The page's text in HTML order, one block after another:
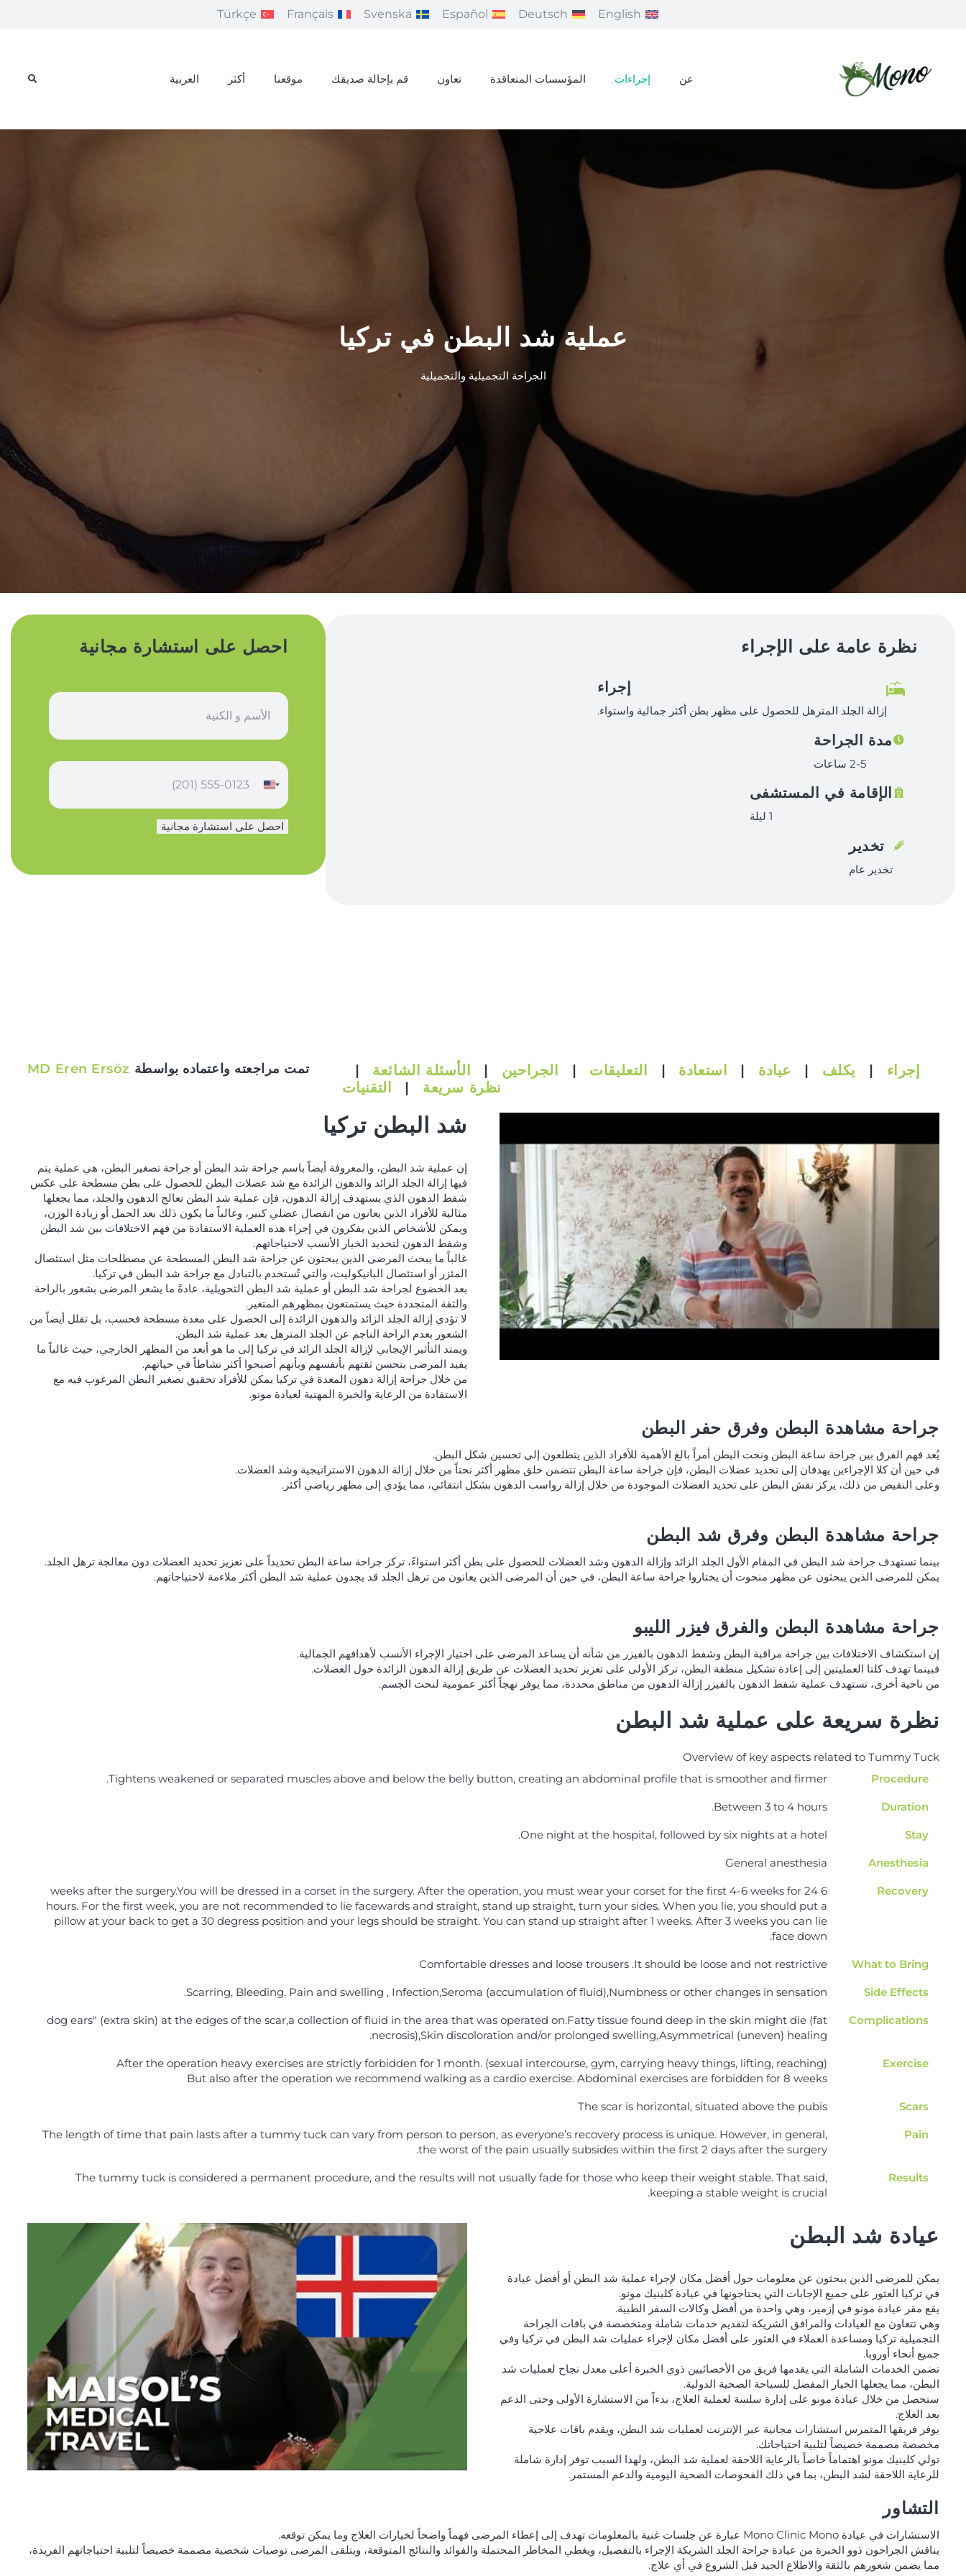
English
Deutsch
Español
Svenska
Français
Türkçe
عن إجراءات المؤسسات المتعاقدة تعاون قم بإحالة صديقك موقعنا أكثر العربية
عملية شد البطن في تركيا
الجراحة التجميلية والتجميلية
نظرة عامة على الإجراء
إجراء
إزالة الجلد المترهل للحصول على مظهر بطن أكثر جمالية واستواء.
مدة الجراحة
2-5 ساعات
الإقامة في المستشفى
1 ليلة
تخدير
تخدير عام
احصل على استشارة مجانية
ا
م
ه
ت
ف
ن
احصل على استشارة مجانية
إجراء | يكلف | عيادة | استعادة | التعليقات | الجراحين | الأسئلة الشائعة
|
نظرة سريعة
| التقنيات
تمت مراجعته واعتماده بواسطة MD Eren Ersöz
شد البطن تركيا
إن عملية شد البطن، والمعروفة أيضاً باسم جراحة شد البطن أو جراحة تصغير البطن، هي عملية يتم
فيها إزالة الجلد الزائد والدهون الزائدة مع شد عضلات البطن للحصول على بطن مسطحة على عكس
شفط الدهون الذي يستهدف إزالة الدهون، فإن عملية شد البطن تعالج الدهون والجلد، مما يجعلها
مثالية للأفراد الذين يعانون من انفصال عضلي كبير، وغالباً ما يكون ذلك بعد الحمل أو زيادة الوزن،
ويمكن للأشخاص الذين يفكرون في إجراء هذه العملية الاستفادة من فهم الاختلافات بين شد البطن
وشفط الدهون لتحديد الخيار الأنسب لاحتياجاتهم.
غالباً ما يبحث المرضى الذين يبحثون عن جراحة شد البطن المسطحة عن مصطلحات مثل استئصال
المئزر أو استئصال البانيكوليت، والتي تُستخدم بالتبادل مع جراحة شد البطن في تركيا.
بعد الخضوع لجراحة شد البطن أو عملية شد البطن التحويلية، عادةً ما يشعر المرضى بشعور بالراحة
والثقة المتجددة حيث يستمتعون بمظهرهم المتغير.
لا تؤدي إزالة الجلد الزائد والدهون الزائدة إلى الحصول على معدة مسطحة فحسب، بل تقلل أيضاً من
الشعور بعدم الراحة الناجم عن الجلد المترهل بعد عملية شد البطن.
ويمتد التأثير الإيجابي لإزالة الجلد الزائد في تركيا إلى ما هو أبعد من المظهر الخارجي، حيث غالباً ما
يفيد المرضى بتحسن ثقتهم بأنفسهم وبأنهم أصبحوا أكثر نشاطاً في حياتهم.
من خلال جراحة إزالة دهون المعدة في تركيا يمكن للأفراد تحقيق تصغير البطن المرغوب فيه مع
الاستفادة من الرعاية والخبرة المهنية لعيادة مونو.
جراحة مشاهدة البطن وفرق حفر البطن
يُعد فهم الفرق بين جراحة ساعة البطن ونحت البطن أمراً بالغ الأهمية للأفراد الذين يتطلعون إلى تحسين شكل البطن.
في حين أن كلا الإجراءين يهدفان إلى تحديد عضلات البطن، فإن جراحة ساعة البطن تتضمن خلق مظهر أكثر نحتاً من خلال إزالة الدهون الاستراتيجية وشد العضلات.
وعلى النقيض من ذلك، يركز نقش البطن على تحديد العضلات الموجودة من خلال إزالة رواسب الدهون بشكل انتقائي، مما يؤدي إلى مظهر رياضي أكثر.
جراحة مشاهدة البطن وفرق شد البطن
بينما تستهدف جراحة شد البطن في المقام الأول الجلد الزائد وإزالة الدهون وشد العضلات للحصول على بطن أكثر استواءً، تركز جراحة ساعة البطن تحديداً على تعزيز تحديد العضلات دون معالجة ترهل الجلد.
يمكن للمرضى الذين يبحثون عن مظهر منحوت أن يختاروا جراحة ساعة البطن، في حين أن المرضى الذين يعانون من ترهل الجلد قد يجدون عملية شد البطن أكثر ملاءمة لاحتياجاتهم.
جراحة مشاهدة البطن والفرق فيزر الليبو
إن استكشاف الاختلافات بين جراحة مراقبة البطن وشفط الدهون بالفيزر من شأنه أن يساعد المرضى على اختيار الإجراء الأنسب لأهدافهم الجمالية.
فبينما تهدف كلتا العمليتين إلى إعادة تشكيل منطقة البطن، تركز الأولى على تعزيز تحديد العضلات عن طريق إزالة الدهون الزائدة حول العضلات.
من ناحية أخرى، تستهدف عملية شفط الدهون بالفيزر إزالة الدهون من مناطق محددة، مما يوفر نهجاً أكثر عمومية لنحت الجسم.
نظرة سريعة على عملية شد البطن
Overview of key aspects related to Tummy Tuck
Procedure
Tightens weakened or separated muscles above and below the belly button, creating an abdominal profile that is smoother and firmer.
Duration
Between 3 to 4 hours.
Stay
One night at the hospital, followed by six nights at a hotel.
Anesthesia
General anesthesia
Recovery
6 weeks after the surgery.You will be dressed in a corset in the surgery. After the operation, you must wear your corset for the first 4-6 weeks for 24
hours. For the first week, you are not recommended to lie facewards and straight, stand up straight, turn your sides. When you lie, you should put a
pillow at your back to get a 30 degress position and your legs should be straight. You can stand up straight after 1 weeks. After 3 weeks you can lie
face down.
What to Bring
Comfortable dresses and loose trousers .It should be loose and not restrictive
Side Effects
Scarring, Bleeding, Pain and swelling , Infection,Seroma (accumulation of fluid),Numbness or other changes in sensation.
Complications
dog ears" (extra skin) at the edges of the scar,a collection of fluid in the area that was operated on.Fatty tissue found deep in the skin might die (fat
necrosis),Skin discoloration and/or prolonged swelling,Asymmetrical (uneven) healing.
Exercise
After the operation heavy exercises are strictly forbidden for 1 month. (sexual intercourse, gym, carrying heavy things, lifting, reaching)
But also after the operation we recommend walking as a cardio exercise. Abdominal exercises are forbidden for 8 weeks
Scars
The scar is horizontal, situated above the pubis
Pain
The length of time that pain lasts after a tummy tuck can vary from person to person, as everyone’s recovery process is unique. However, in general,
the worst of the pain usually subsides within the first 2 days after the surgery.
Results
The tummy tuck is considered a permanent procedure, and the results will not usually fade for those who keep their weight stable. That said,
keeping a stable weight is crucial.
عيادة شد البطن
يمكن للمرضى الذين يبحثون عن معلومات حول أفضل مكان لإجراء عملية شد البطن أو أفضل عيادة
في تركيا العثور على جميع الإجابات التي يحتاجونها في عيادة كلينيك مونو.
يقع مقر عيادة مونو في إزمير، وهي واحدة من أفضل وكالات السفر الطبية.
وهي تتعاون مع العيادات والمرافق الشريكة لتقديم خدمات شاملة ومتخصصة في باقات الجراحة
التجميلية تركيا ومساعدة العملاء في العثور على أفضل مكان لإجراء عمليات شد البطن في تركيا وفي
جميع أنحاء أوروبا.
تضمن الخدمات الشاملة التي يقدمها فريق من الأخصائيين ذوي الخبرة أعلى معدل نجاح لعمليات شد
البطن، مما يجعلها الخيار المفضل للسياحة الصحية الدولية.
ستحصل من خلال عيادة مونو على إدارة سلسة لعملية العلاج، بدءاً من الاستشارة الأولى وحتى الدعم
بعد العلاج.
يوفر فريقها المتمرس استشارات مجانية عبر الإنترنت لعمليات شد البطن، ويقدم باقات علاجية
مخصصة مصممة خصيصاً لتلبية احتياجاتك.
تولي كلينيك مونو اهتماماً خاصاً بالرعاية اللاحقة لعملية شد البطن، ولهذا السبب توفر إدارة شاملة
للرعاية اللاحقة لشد البطن، بما في ذلك الفحوصات الصحية اليومية والدعم المستمر.
التشاور
الاستشارات في عيادة Mono Clinic Mono عبارة عن جلسات غنية بالمعلومات تهدف إلى إعطاء المرضى فهماً واضحاً لخيارات العلاج وما يمكن توقعه.
يناقش الجراحون ذوو الخبرة من عيادة جراحة الجلد الشريكة الإجراء بالتفصيل، ويغطي المخاطر المحتملة والفوائد والنتائج المتوقعة، ويتلقى المرضى توصيات شخصية مصممة خصيصاً لتلبية احتياجاتهم الفريدة،
مما يضمن شعورهم بالثقة والاطلاع الجيد قبل الشروع في أي علاج.